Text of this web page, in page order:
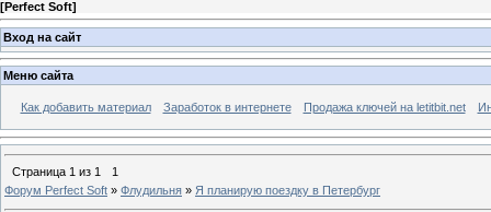
[Perfect Soft]
Вход на сайт
Меню сайта
Как добавить материал Заработок в интернете Продажа ключей на letitbit.net
Страница 1 из 1
1
Форум Perfect Soft » Флудильня » Я планирую поездку в Петербург